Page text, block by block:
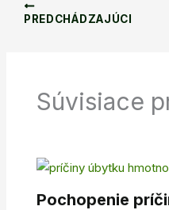
PREDCHÁDZAJÚCI
Súvisiace
Pochopenie